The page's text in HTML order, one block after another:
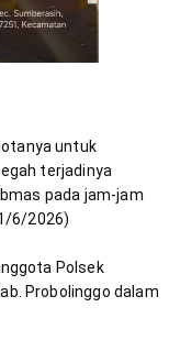
untuk
terjadinya
pada jam-jam
Polsek
Probolinggo dalam